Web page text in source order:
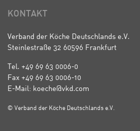
KONTAKT
Verband der Köche Deutschlands e.V.
Steinlestraße 32 60596 Frankfurt
Tel. +49 69 63 0006-0
Fax +49 69 63 0006-10
E-Mail: koeche@vkd.com
© Verband der Köche Deutschlands e.V.